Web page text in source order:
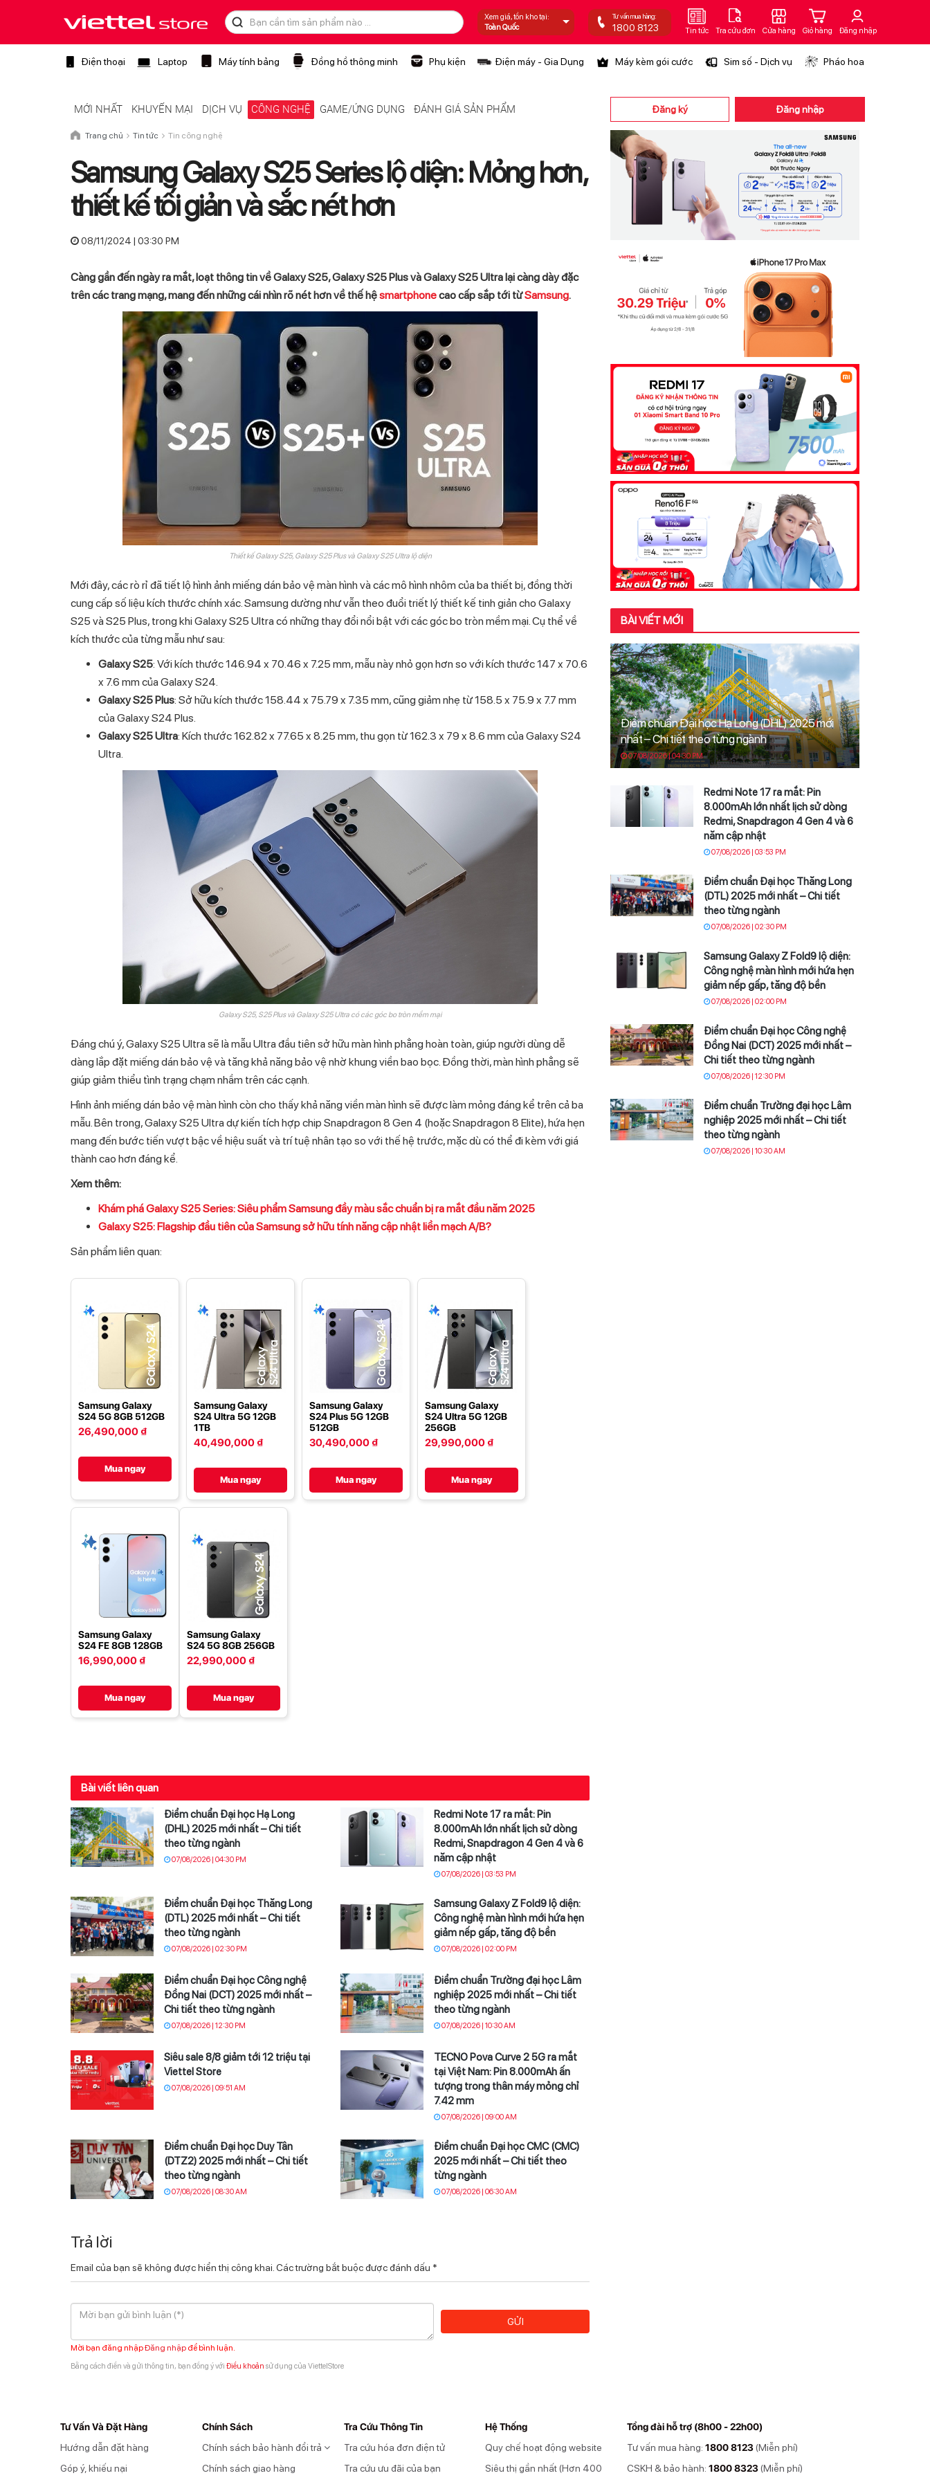
Xem giá, tồn kho tại:
Toàn Quốc
Tư vấn mua hàng:
1800 8123 Tin tức Tra cứu đơn Cửa hàng Giỏ hàng Đăng nhập
Điện thoại Laptop Máy tính bảng Đồng hồ thông minh Phụ kiện Điện máy - Gia Dụng Máy kèm gói cước Sim số - Dịch vụ Pháo hoa
MỚI NHẤT KHUYẾN MẠI DỊCH VỤ CÔNG NGHỆ GAME/ỨNG DỤNG ĐÁNH GIÁ SẢN PHẨM Đăng ký Đăng nhập
Trang chủ Tin tức Tin công nghệ
Samsung Galaxy S25 Series lộ diện: Mỏng hơn,
thiết kế tối giản và sắc nét hơn
08/11/2024 | 03:30 PM
Càng gần đến ngày ra mắt, loạt thông tin về Galaxy S25, Galaxy S25 Plus và Galaxy S25 Ultra lại càng dày đặc
trên các trang mạng, mang đến những cái nhìn rõ nét hơn về thế hệsmartphonecao cấp sắp tới từSamsung.
Thiết kế Galaxy S25, Galaxy S25 Plus và Galaxy S25 Ultra lộ diện
Mới đây, các rò rỉ đã tiết lộ hình ảnh miếng dán bảo vệ màn hình và các mô hình nhôm của ba thiết bị, đồng thời
cung cấp số liệu kích thước chính xác. Samsung dường như vẫn theo đuổi triết lý thiết kế tinh giản cho Galaxy
S25 và S25 Plus, trong khi Galaxy S25 Ultra có những thay đổi nổi bật với các góc bo tròn mềm mại. Cụ thể về
kích thước của từng mẫu như sau:
Galaxy S25: Với kích thước 146.94 x 70.46 x 7.25 mm, mẫu này nhỏ gọn hơn so với kích thước 147 x 70.6
x 7.6 mm của Galaxy S24.
Galaxy S25 Plus: Sở hữu kích thước 158.44 x 75.79 x 7.35 mm, cũng giảm nhẹ từ 158.5 x 75.9 x 7.7 mm
của Galaxy S24 Plus.
Galaxy S25 Ultra: Kích thước 162.82 x 77.65 x 8.25 mm, thu gọn từ 162.3 x 79 x 8.6 mm của Galaxy S24
Ultra.
Galaxy S25, S25 Plus và Galaxy S25 Ultra có các góc bo tròn mềm mại
Đáng chú ý, Galaxy S25 Ultra sẽ là mẫu Ultra đầu tiên sở hữu màn hình phẳng hoàn toàn, giúp người dùng dễ
dàng lắp đặt miếng dán bảo vệ và tăng khả năng bảo vệ nhờ khung viền bao bọc. Đồng thời, màn hình phẳng sẽ
giúp giảm thiểu tình trạng chạm nhầm trên các cạnh.
Hình ảnh miếng dán bảo vệ màn hình còn cho thấy khả năng viền màn hình sẽ được làm mỏng đáng kể trên cả ba
mẫu. Bên trong, Galaxy S25 Ultra dự kiến tích hợp chip Snapdragon 8 Gen 4 (hoặc Snapdragon 8 Elite), hứa hẹn
mang đến bước tiến vượt bậc về hiệu suất và trí tuệ nhân tạo so với thế hệ trước, mặc dù có thể đi kèm với giá
thành cao hơn đáng kể.
Xem thêm:
Khám phá Galaxy S25 Series: Siêu phẩm Samsung đầy màu sắc chuẩn bị ra mắt đầu năm 2025
Galaxy S25: Flagship đầu tiên của Samsung sở hữu tính năng cập nhật liền mạch A/B?
Sản phẩm liên quan:
Samsung Galaxy
S24 5G 8GB 512GB
26,490,000 ₫
Mua ngay
Samsung Galaxy
S24 Ultra 5G 12GB
1TB
40,490,000 ₫
Mua ngay
Samsung Galaxy
S24 Plus 5G 12GB
512GB
30,490,000 ₫
Mua ngay
Samsung Galaxy
S24 Ultra 5G 12GB
256GB
29,990,000 ₫
Mua ngay
Samsung Galaxy
S24 FE 8GB 128GB
16,990,000 ₫
Mua ngay
Samsung Galaxy
S24 5G 8GB 256GB
22,990,000 ₫
Mua ngay
Bài viết liên quan
Điểm chuẩn Đại học Hạ Long
(DHL) 2025 mới nhất – Chi tiết
theo từng ngành
07/08/2026 | 04:30 PM
Redmi Note 17 ra mắt: Pin
8.000mAh lớn nhất lịch sử dòng
Redmi, Snapdragon 4 Gen 4 và 6
năm cập nhật
07/08/2026 | 03:53 PM
Điểm chuẩn Đại học Thăng Long
(DTL) 2025 mới nhất – Chi tiết
theo từng ngành
07/08/2026 | 02:30 PM
Samsung Galaxy Z Fold9 lộ diện:
Công nghệ màn hình mới hứa hẹn
giảm nếp gấp, tăng độ bền
07/08/2026 | 02:00 PM
Điểm chuẩn Đại học Công nghệ
Đồng Nai (DCT) 2025 mới nhất –
Chi tiết theo từng ngành
07/08/2026 | 12:30 PM
Điểm chuẩn Trường đại học Lâm
nghiệp 2025 mới nhất – Chi tiết
theo từng ngành
07/08/2026 | 10:30 AM
Siêu sale 8/8 giảm tới 12 triệu tại
Viettel Store
07/08/2026 | 09:51 AM
TECNO Pova Curve 2 5G ra mắt
tại Việt Nam: Pin 8.000mAh ấn
tượng trong thân máy mỏng chỉ
7.42 mm
07/08/2026 | 09:00 AM
Điểm chuẩn Đại học Duy Tân
(DTZ2) 2025 mới nhất – Chi tiết
theo từng ngành
07/08/2026 | 08:30 AM
Điểm chuẩn Đại học CMC (CMC)
2025 mới nhất – Chi tiết theo
từng ngành
07/08/2026 | 06:30 AM
Trả lời
Email của bạn sẽ không được hiển thị công khai. Các trường bắt buộc được đánh dấu *
GỬI
Mời bạn đăng nhậpĐăng nhập để bình luận.
Bằng cách điền và gửi thông tin, bạn đồng ý với Điều khoản sử dụng của ViettelStore
BÀI VIẾT MỚI
Điểm chuẩn Đại học Hạ Long (DHL) 2025 mới
nhất – Chi tiết theo từng ngành
07/08/2026 | 04:30 PM
Redmi Note 17 ra mắt: Pin
8.000mAh lớn nhất lịch sử dòng
Redmi, Snapdragon 4 Gen 4 và 6
năm cập nhật
07/08/2026 | 03:53 PM
Điểm chuẩn Đại học Thăng Long
(DTL) 2025 mới nhất – Chi tiết
theo từng ngành
07/08/2026 | 02:30 PM
Samsung Galaxy Z Fold9 lộ diện:
Công nghệ màn hình mới hứa hẹn
giảm nếp gấp, tăng độ bền
07/08/2026 | 02:00 PM
Điểm chuẩn Đại học Công nghệ
Đồng Nai (DCT) 2025 mới nhất –
Chi tiết theo từng ngành
07/08/2026 | 12:30 PM
Điểm chuẩn Trường đại học Lâm
nghiệp 2025 mới nhất – Chi tiết
theo từng ngành
07/08/2026 | 10:30 AM
Tư Vấn Và Đặt Hàng
Hướng dẫn đặt hàng
Góp ý, khiếu nại
Chính Sách
Chính sách bảo hành đổi trả
Chính sách giao hàng
Tra Cứu Thông Tin
Tra cứu hóa đơn điện tử
Tra cứu ưu đãi của bạn
Hệ Thống
Quy chế hoạt động website
Siêu thị gần nhất (Hơn 400
Tổng đài hỗ trợ (8h00 - 22h00)
Tư vấn mua hàng: 1800 8123(Miễn phí)
CSKH & bảo hành: 1800 8323(Miễn phí)